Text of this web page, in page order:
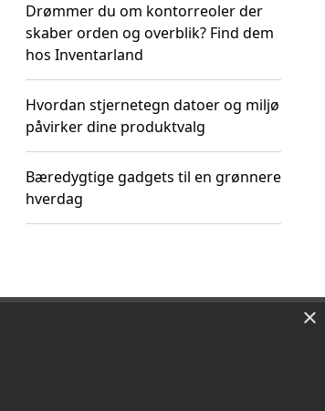
Drømmer du om kontorreoler der
skaber orden og overblik? Find dem
hos Inventarland
Hvordan stjernetegn datoer og miljø
påvirker dine produktvalg
Bæredygtige gadgets til en grønnere
hverdag
×